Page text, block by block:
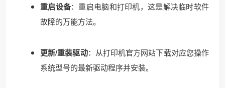
重启设备：重启电脑和打印机，这是解决临时软件
故障的万能方法。
更新/重装驱动：从打印机官方网站下载对应您操作
系统型号的最新驱动程序并安装。